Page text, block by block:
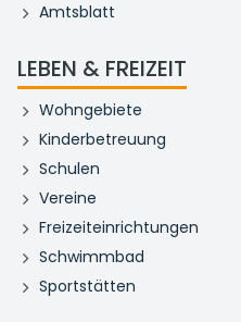
Amtsblatt
LEBEN & FREIZEIT
Wohngebiete
Kinderbetreuung
Schulen
Vereine
Freizeiteinrichtungen
Schwimmbad
Sportstätten